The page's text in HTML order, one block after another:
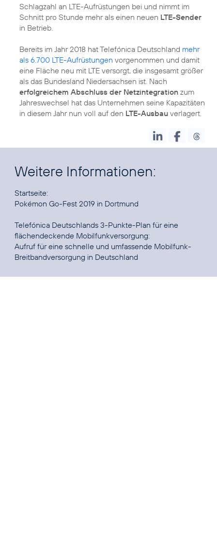
Schlagzahl an LTE-Aufrüstungen bei und nimmt im
Schnitt pro Stunde mehr als einen neuen LTE-Sender
in Betrieb.
Bereits im Jahr 2018 hat Telefónica Deutschland mehr
als 6.700 LTE-Aufrüstungen vorgenommen und damit
eine Fläche neu mit LTE versorgt, die insgesamt größer
als das Bundesland Niedersachsen ist. Nach
erfolgreichem Abschluss der Netzintegration zum
Jahreswechsel hat das Unternehmen seine Kapazitäten
in diesem Jahr nun voll auf den LTE-Ausbau verlagert.
Weitere Informationen:
Pokémon Go-Fest 2019 in Dortmund
Telefónica Deutschlands 3-Punkte-Plan für eine
flächendeckende Mobilfunkversorgung:
Aufruf für eine schnelle und umfassende Mobilfunk-
Breitbandversorgung in Deutschland